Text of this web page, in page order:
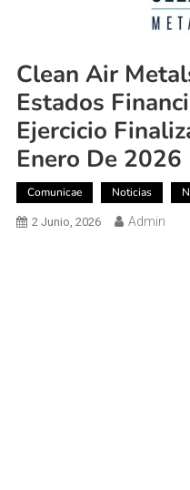
Clean Air
Estados
Ejercicio
Enero De 2026
Comunicae Noticias
2 Junio, 2026 Admin